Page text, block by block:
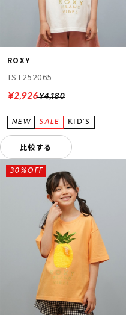
ROXY
TST252065
¥4,180
¥2,926
比較する
30%OFF